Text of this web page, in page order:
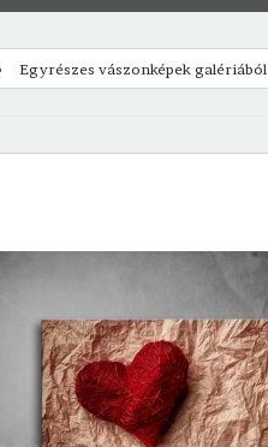
Egyrészes vászonképek galériából